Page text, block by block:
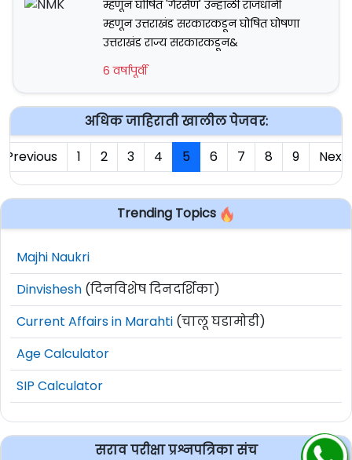
म्हणून घोषित 'गैरसैण' उन्हाळी राजधानी
म्हणून उत्तराखंड सरकारकडून घोषित घोषणा
उत्तराखंड राज्य सरकारकडून&
6 वर्षापूर्वी
अधिक जाहिराती खालील पेजवर:
Previous
1 2 3 4 5 6 7 8 9 Next
Trending Topics
Majhi Naukri
Dinvishesh (दिनविशेष दिनदर्शिका)
Current Affairs in Marahti (चालू घडामोडी)
Age Calculator
SIP Calculator
सराव परीक्षा प्रश्नपत्रिका संच